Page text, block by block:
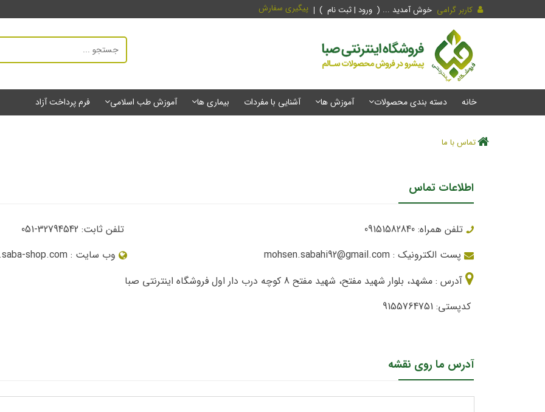
کاربر گرامی خوش آمدید ... ( ورود | ثبت نام ) پیگیری سفارش
خانه دسته بندی محصولات آموزش ها آشنایی با مفردات بیماری ها آموزش طب اسلامی فرم پرداخت آزاد
تماس با ما
اطلاعات تماس
تلفن همراه: 09151582840
پست الکترونیک : mohsen.sabahi92@gmail.com
تلفن ثابت: 32794542-051
وب سایت : www.saba-shop.com
آدرس : مشهد، بلوار شهید مفتح، شهید مفتح 8 کوچه درب دار اول فروشگاه اینترنتی صبا
کدپستی: 9155764751
آدرس ما روی نقشه